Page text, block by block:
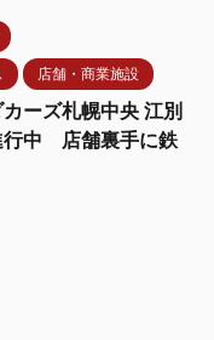
店舗・商業施設
ーズ札幌中央 江別
行中 店舗裏手に鉄